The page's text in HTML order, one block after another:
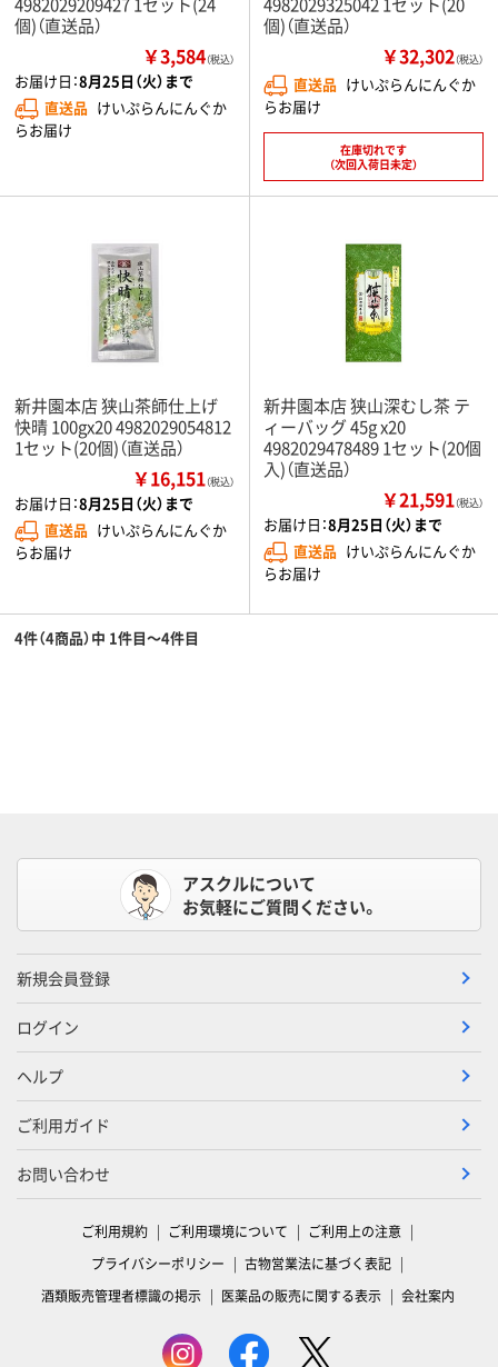
個)（直送品）
￥3,584（税込）
お届け日：8月25日（火）まで
直送品 けいぷらんにんぐか
らお届け
個)（直送品）
￥32,302（税込）
直送品 けいぷらんにんぐか
らお届け
在庫切れです
（次回入荷日未定）
新井園本店 狭山茶師仕上げ
快晴 100gx20 4982029054812
1セット(20個)（直送品）
￥16,151（税込）
お届け日：8月25日（火）まで
直送品 けいぷらんにんぐか
らお届け
新井園本店 狭山深むし茶 テ
ィーバッグ 45g x20
4982029478489 1セット(20個
入)（直送品）
￥21,591（税込）
お届け日：8月25日（火）まで
直送品 けいぷらんにんぐか
らお届け
4件（4商品）中 1件目～4件目
アスクルについて
お気軽にご質問ください。
新規会員登録
ログイン
ヘルプ
ご利用ガイド
お問い合わせ
ご利用規約 ご利用環境について
ご利用上の注意
プライバシーポリシー
古物営業法に基づく表記
酒類販売管理者標識の掲示
医薬品の販売に関する表示 会社案内